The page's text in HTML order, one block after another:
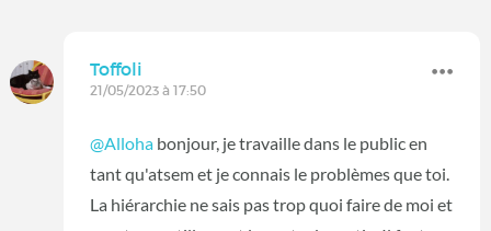
Toffoli
21/05/2023 à 17:50
@Alloha bonjour, je travaille dans le public en
tant qu'atsem et je connais le problèmes que toi.
La hiérarchie ne sais pas trop quoi faire de moi et